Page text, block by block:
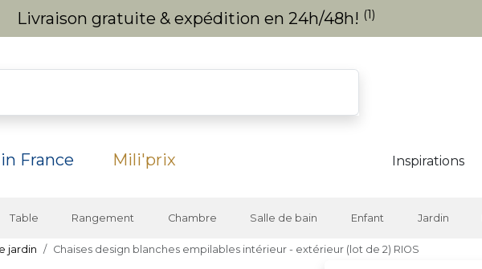
Livraison gratuite & expédition en 24h/48h! (1)
France Mili'prix Inspirations
Table Rangement Chambre Salle de bain Enfant Jardin
jardin Chaises design blanches empilables intérieur - extérieur (lot de 2) RIOS